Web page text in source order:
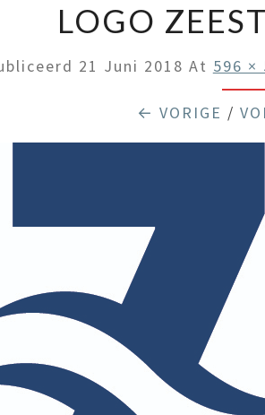
LOGO
21 Juni 2018 At 596 ×
← VORIGE /